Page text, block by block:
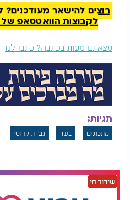
רוצים להישאר מעודכנים?
לקבוצות הוואטסאפ של ערוץ
מצאתם טעות בכתבה? כתבו לנו
תגיות:
מתכונים בשר גב' ד. קדוסי
שידור חי